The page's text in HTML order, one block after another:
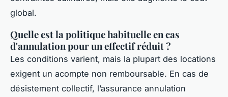
global.
Quelle est la politique habituelle en cas
d'annulation pour un effectif réduit ?
Les conditions varient, mais la plupart des locations
exigent un acompte non remboursable. En cas de
désistement collectif, l’assurance annulation